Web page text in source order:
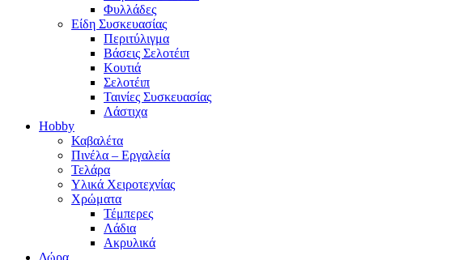
Φυλλάδες
Είδη Συσκευασίας
Περιτύλιγμα
Βάσεις Σελοτέιπ
Κουτιά
Σελοτέιπ
Ταινίες Συσκευασίας
Λάστιχα
Hobby
Καβαλέτα
Πινέλα – Εργαλεία
Τελάρα
Υλικά Χειροτεχνίας
Χρώματα
Τέμπερες
Λάδια
Ακρυλικά
Δώρα